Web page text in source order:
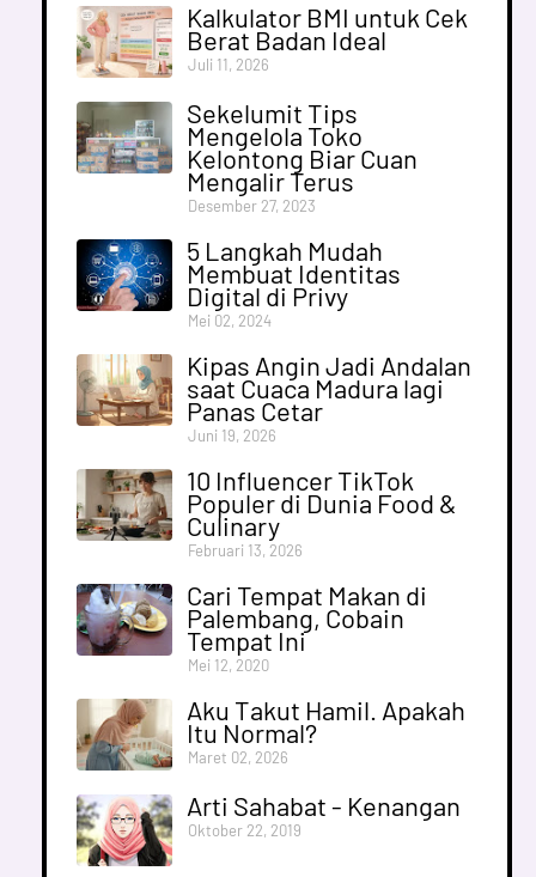
Kalkulator BMI untuk Cek
Berat Badan Ideal
Juli 11, 2026
Sekelumit Tips
Mengelola Toko
Kelontong Biar Cuan
Mengalir Terus
Desember 27, 2023
5 Langkah Mudah
Membuat Identitas
Digital di Privy
Mei 02, 2024
Kipas Angin Jadi Andalan
saat Cuaca Madura lagi
Panas Cetar
Juni 19, 2026
10 Influencer TikTok
Populer di Dunia Food &
Culinary
Februari 13, 2026
Cari Tempat Makan di
Palembang, Cobain
Tempat Ini
Mei 12, 2020
Aku Takut Hamil. Apakah
Itu Normal?
Maret 02, 2026
Arti Sahabat - Kenangan
Oktober 22, 2019